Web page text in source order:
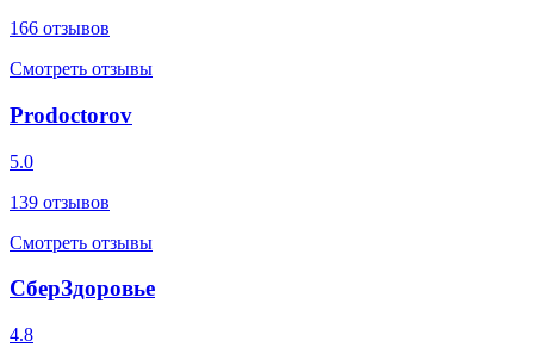
166 отзывов
Смотреть отзывы
Prodoctorov
5.0
139 отзывов
Смотреть отзывы
СберЗдоровье
4.8